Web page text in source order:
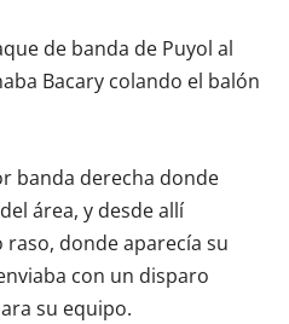
de banda de Puyol al
Bacary colando el balón
banda derecha donde
área, y desde allí
donde aparecía su
con un disparo
su equipo.